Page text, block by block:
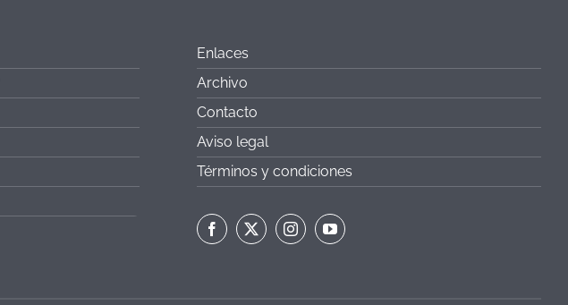
Enlaces
Archivo
Contacto
Aviso legal
Términos y condiciones